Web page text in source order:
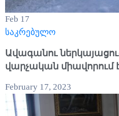
Feb 17
საკრებულო
Ավագանու
վարչական միավորում
February 17, 2023